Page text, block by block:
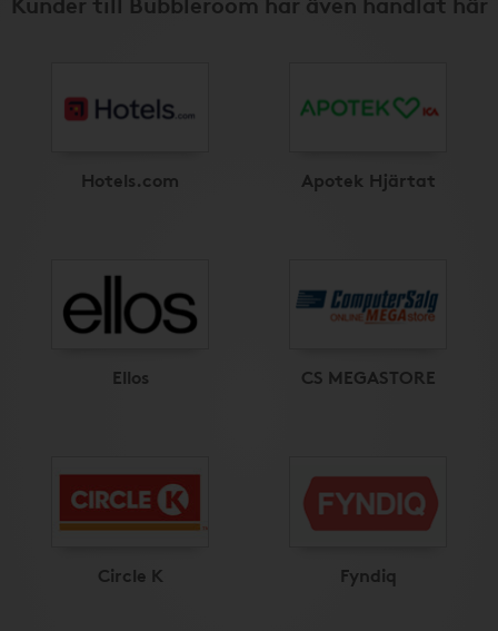
Hotels.com Apotek Hjärtat
Ellos CS MEGASTORE
Circle K Fyndiq